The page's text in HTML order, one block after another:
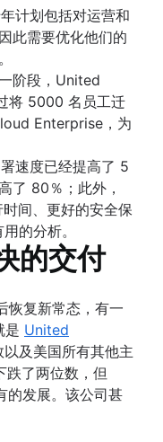
计划包括对运营和
此需要优化他们的
阶段，United
将 5000 名员工迁
Enterprise，为
速度已经提高了 5
了 80％；此外，
间、更好的安全保
的分析。
的交付
恢复新常态，有一
是 United
及美国所有其他主
了两位数，但
的发展。该公司甚